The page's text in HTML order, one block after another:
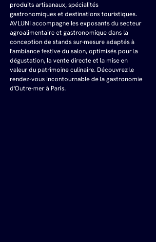
produits artisanaux, spécialités
gastronomiques et destinations touristiques.
AVLUNI accompagne les exposants du secteur
agroalimentaire et gastronomique dans la
conception de stands sur-mesure adaptés à
l'ambiance festive du salon, optimisés pour la
dégustation, la vente directe et la mise en
valeur du patrimoine culinaire. Découvrez le
rendez-vous incontournable de la gastronomie
d'Outre-mer à Paris.